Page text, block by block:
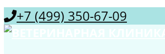
+7 (499) 350-67-09